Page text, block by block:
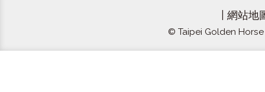
網站地
© Taipei Golden